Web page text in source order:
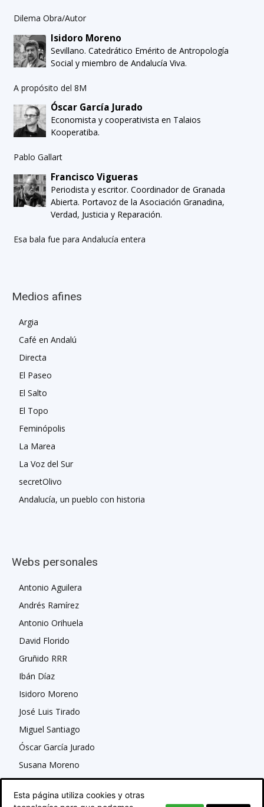
Dilema Obra/Autor
Isidoro Moreno
Sevillano. Catedrático Emérito de Antropología
Social y miembro de Andalucía Viva.
A propósito del 8M
Óscar García Jurado
Economista y cooperativista en Talaios
Kooperatiba.
Pablo Gallart
Francisco Vigueras
Periodista y escritor. Coordinador de Granada
Abierta. Portavoz de la Asociación Granadina,
Verdad, Justicia y Reparación.
Esa bala fue para Andalucía entera
Medios afines
Argia
Café en Andalú
Directa
El Paseo
El Salto
El Topo
Feminópolis
La Marea
La Voz del Sur
secretOlivo
Andalucía, un pueblo con historia
Webs personales
Antonio Aguilera
Andrés Ramírez
Antonio Orihuela
David Florido
Gruñido RRR
Ibán Díaz
Isidoro Moreno
José Luis Tirado
Miguel Santiago
Óscar García Jurado
Susana Moreno
Esta página utiliza cookies y otras